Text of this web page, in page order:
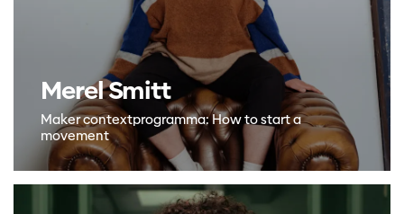
Merel Smitt
Maker contextprogramma: How to start a
movement